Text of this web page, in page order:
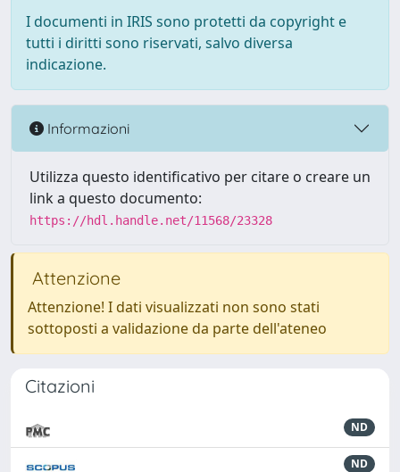
I documenti in IRIS sono protetti da copyright e
tutti i diritti sono riservati, salvo diversa
indicazione.
Informazioni
Utilizza questo identificativo per citare o creare un
link a questo documento:
https://hdl.handle.net/11568/23328
Attenzione
Attenzione! I dati visualizzati non sono stati
sottoposti a validazione da parte dell'ateneo
Citazioni
ND
ND